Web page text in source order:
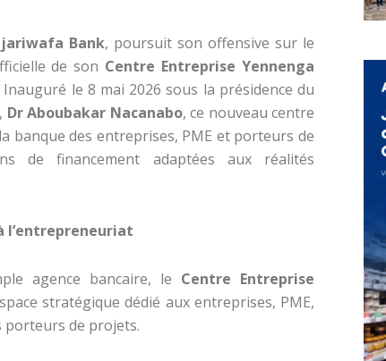
Bank, poursuit son offensive sur le
de son Centre Entreprise Yennenga
Inauguré le 8 mai 2026 sous la présidence du
Dr Aboubakar Nacanabo, ce nouveau centre
banque des entreprises, PME et porteurs de
de financement adaptées aux réalités
l’entrepreneuriat
agence bancaire, le Centre Entreprise
stratégique dédié aux entreprises, PME,
de projets.